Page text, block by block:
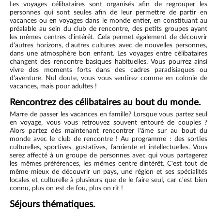
Les voyages célibataires sont organisés afin de regrouper les
personnes qui sont seules afin de leur permettre de partir en
vacances ou en voyages dans le monde entier, en constituant au
préalable au sein du club de rencontre, des petits groupes ayant
les mêmes centres d'intérêt. Cela permet également de découvrir
d'autres horizons, d'autres cultures avec de nouvelles personnes,
dans une atmosphère bon enfant. Les voyages entre célibataires
changent des rencontre basiques habituelles. Vous pourrez ainsi
vivre des moments forts dans des cadres paradisiaques ou
d'aventure. Nul doute, vous vous sentirez comme en colonie de
vacances, mais pour adultes !
Rencontrez des célibataires au bout du monde.
Marre de passer les vacances en famille? Lorsque vous partez seul
en voyage, vous vous retrouvez souvent entouré de couples ?
Alors partez dès maintenant rencontrer l'âme sur au bout du
monde avec le club de rencontre ! Au programme : des sorties
culturelles, sportives, gustatives, farniente et intellectuelles. Vous
serez affecté à un groupe de personnes avec qui vous partagerez
les mêmes préférences, les mêmes centre dintérêt. C'est tout de
même mieux de découvrir un pays, une région et ses spécialités
locales et culturelle à plusieurs que de le faire seul, car c'est bien
connu, plus on est de fou, plus on rit !
Séjours thématiques.